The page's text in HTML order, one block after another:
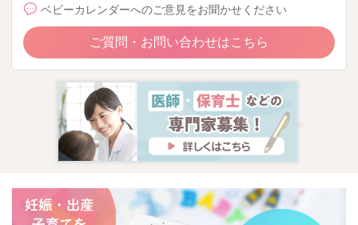
ベビーカレンダーへのご意見をお聞かせください
ご質問・お問い合わせはこちら